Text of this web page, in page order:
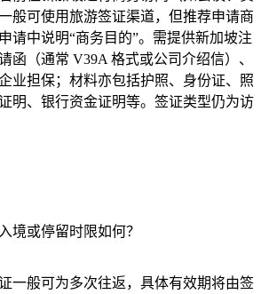
般可使用旅游签证渠道，但推荐申请商
请中说明“商务目的”。需提供新加坡注
函（通常 V39A 格式或公司介绍信）、
业担保；材料亦包括护照、身份证、照
明、银行资金证明等。签证类型仍为访
境或停留时限如何？
一般可为多次往返，具体有效期将由签